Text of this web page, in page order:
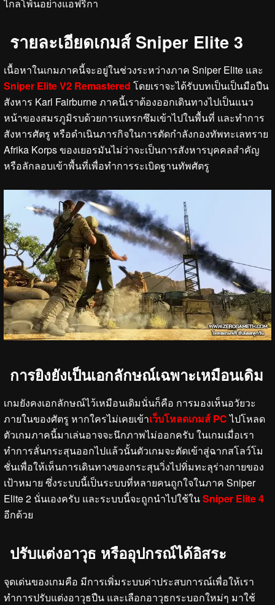
ไกลโพ้นอย่างแอฟริกา
รายละเอียดเกมส์ Sniper Elite 3
เนื้อหาในเกมภาคนี้จะอยู่ในช่วงระหว่างภาค Sniper Elite และ
Sniper Elite V2 Remastered โดยเราจะได้รับบทเป็นเป็นมือปืน
สังหาร Karl Fairburne ภาคนี้เราต้องออกเดินทางไปเป็นแนว
หน้าของสมรภูมิรบด้วยการแทรกซึมเข้าไปในพื้นที่ และทำการ
สังหารศัตรู หรือดำเนินภารกิจในการตัดกำลังกองทัพทะเลทราย
Afrika Korps ของเยอรมันไม่ว่าจะเป็นการสังหารบุคคลสำคัญ
หรือลักลอบเข้าพื้นที่เพื่อทำการระเบิดฐานทัพศัตรู
การยิงยังเป็นเอกลักษณ์เฉพาะเหมือนเดิม
เกมยังคงเอกลักษณ์ไว้เหมือนเดิมนั่นก็คือ การมองเห็นอวัยวะ
ภายในของศัตรู หากใครไม่เคยเข้าเว็บโหลดเกมส์ PCไปโหลด
ตัวเกมภาคนี้มาเล่นอาจจะนึกภาพไม่ออกครับ ในเกมเมื่อเรา
ทำการลั่นกระสุนออกไปแล้วนั้นตัวเกมจะตัดเข้าสู่ฉากสโลว์โม
ชั่นเพื่อให้เห็นการเดินทางของกระสุนวิ่งไปทิ่มทะลุร่างกายของ
เป้าหมาย ซึ่งระบบนี้เป็นระบบที่หลายคนถูกใจในภาค Sniper
Elite 2 นั่นเองครับ และระบบนี้จะถูกนำไปใช้ในSniper Elite 4
อีกด้วย
ปรับแต่งอาวุธ หรืออุปกรณ์ได้อิสระ
จุดเด่นของเกมคือ มีการเพิ่มระบบค่าประสบการณ์เพื่อให้เรา
ทำการปรับแต่งอาวุธปืน และเลือกอาวุธกระบอกใหม่ๆ มาใช้